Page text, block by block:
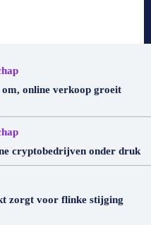
online verkoop groeit
cryptobedrijven onder druk
zorgt voor flinke stijging